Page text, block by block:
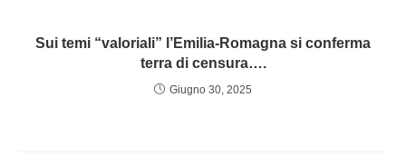
Sui temi “valoriali” l’Emilia-Romagna si conferma
terra di censura….
Giugno 30, 2025